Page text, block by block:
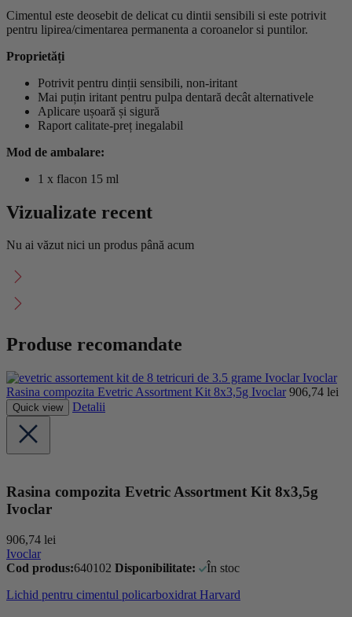
Cimentul este deosebit de delicat cu dintii sensibili si este potrivit
pentru lipirea/cimentarea permanenta a coroanelor si puntilor.
Proprietăți
Potrivit pentru dinții sensibili, non-iritant
Mai puțin iritant pentru pulpa dentară decât alternativele
Aplicare ușoară și sigură
Raport calitate-preț inegalabil
Mod de ambalare:
1 x flacon 15 ml
Vizualizate recent
Nu ai văzut nici un produs până acum
Produse recomandate
Ivoclar
Rasina compozita Evetric Assortment Kit 8x3,5g Ivoclar 906,74 lei
Quick view Detalii
Rasina compozita Evetric Assortment Kit 8x3,5g
Ivoclar
906,74 lei
Ivoclar
Cod produs:640102 Disponibilitate:
În stoc
Lichid pentru cimentul policarboxidrat Harvard